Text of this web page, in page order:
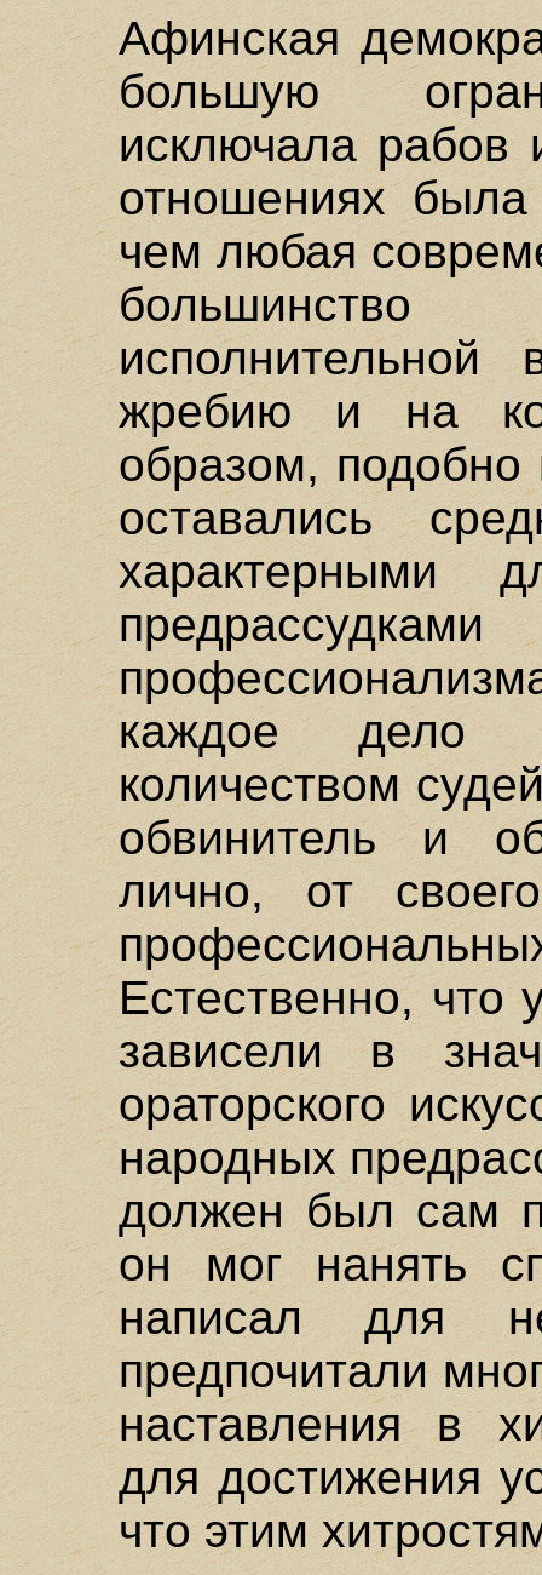
Афинская
большую
исключала
отношениях
чем любая
исполнительной
жребию и на
образом,
оставались
характерными
каждое дело
количеством
обвинитель и
лично, от
Естественно, что
зависели в
ораторского
народных
должен был сам
он мог нанять
написал для
предпочитали
наставления в
для достижения
что этим